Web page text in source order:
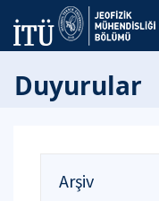
Duyurular
Arşiv